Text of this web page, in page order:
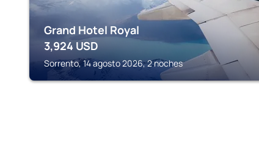
Grand Hotel Royal
3,924 USD
Sorrento, 14 agosto 2026, 2 noches